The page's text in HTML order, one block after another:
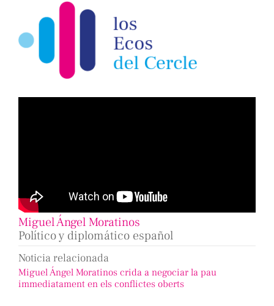
Miguel Ángel Moratinos
Político y diplomático español
Noticia relacionada
Miguel Ángel Moratinos crida a negociar la pau
immediatament en els conflictes oberts